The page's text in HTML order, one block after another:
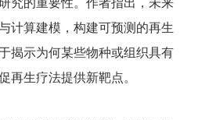
究的重要性。作者指出，未来
计算建模，构建可预测的再生
揭示为何某些物种或组织具有
再生疗法提供新靶点。